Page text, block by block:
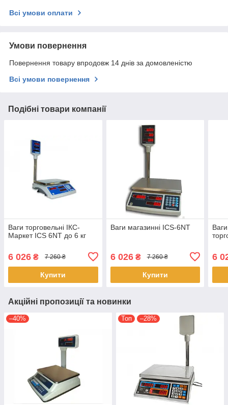
Всі умови оплати
Умови повернення
Повернення товару впродовж 14 днів за домовленістю
Всі умови повернення
Подібні товари компанії
Ваги торговельні ІКС-
Маркет ICS 6NT до 6 кг
6 026 ₴ 7 260 ₴
Купити
Ваги магазинні ICS-6NT
6 026₴ 7 260 ₴
Купити
6
Акційні пропозиції та новинки
–40% Топ –28%